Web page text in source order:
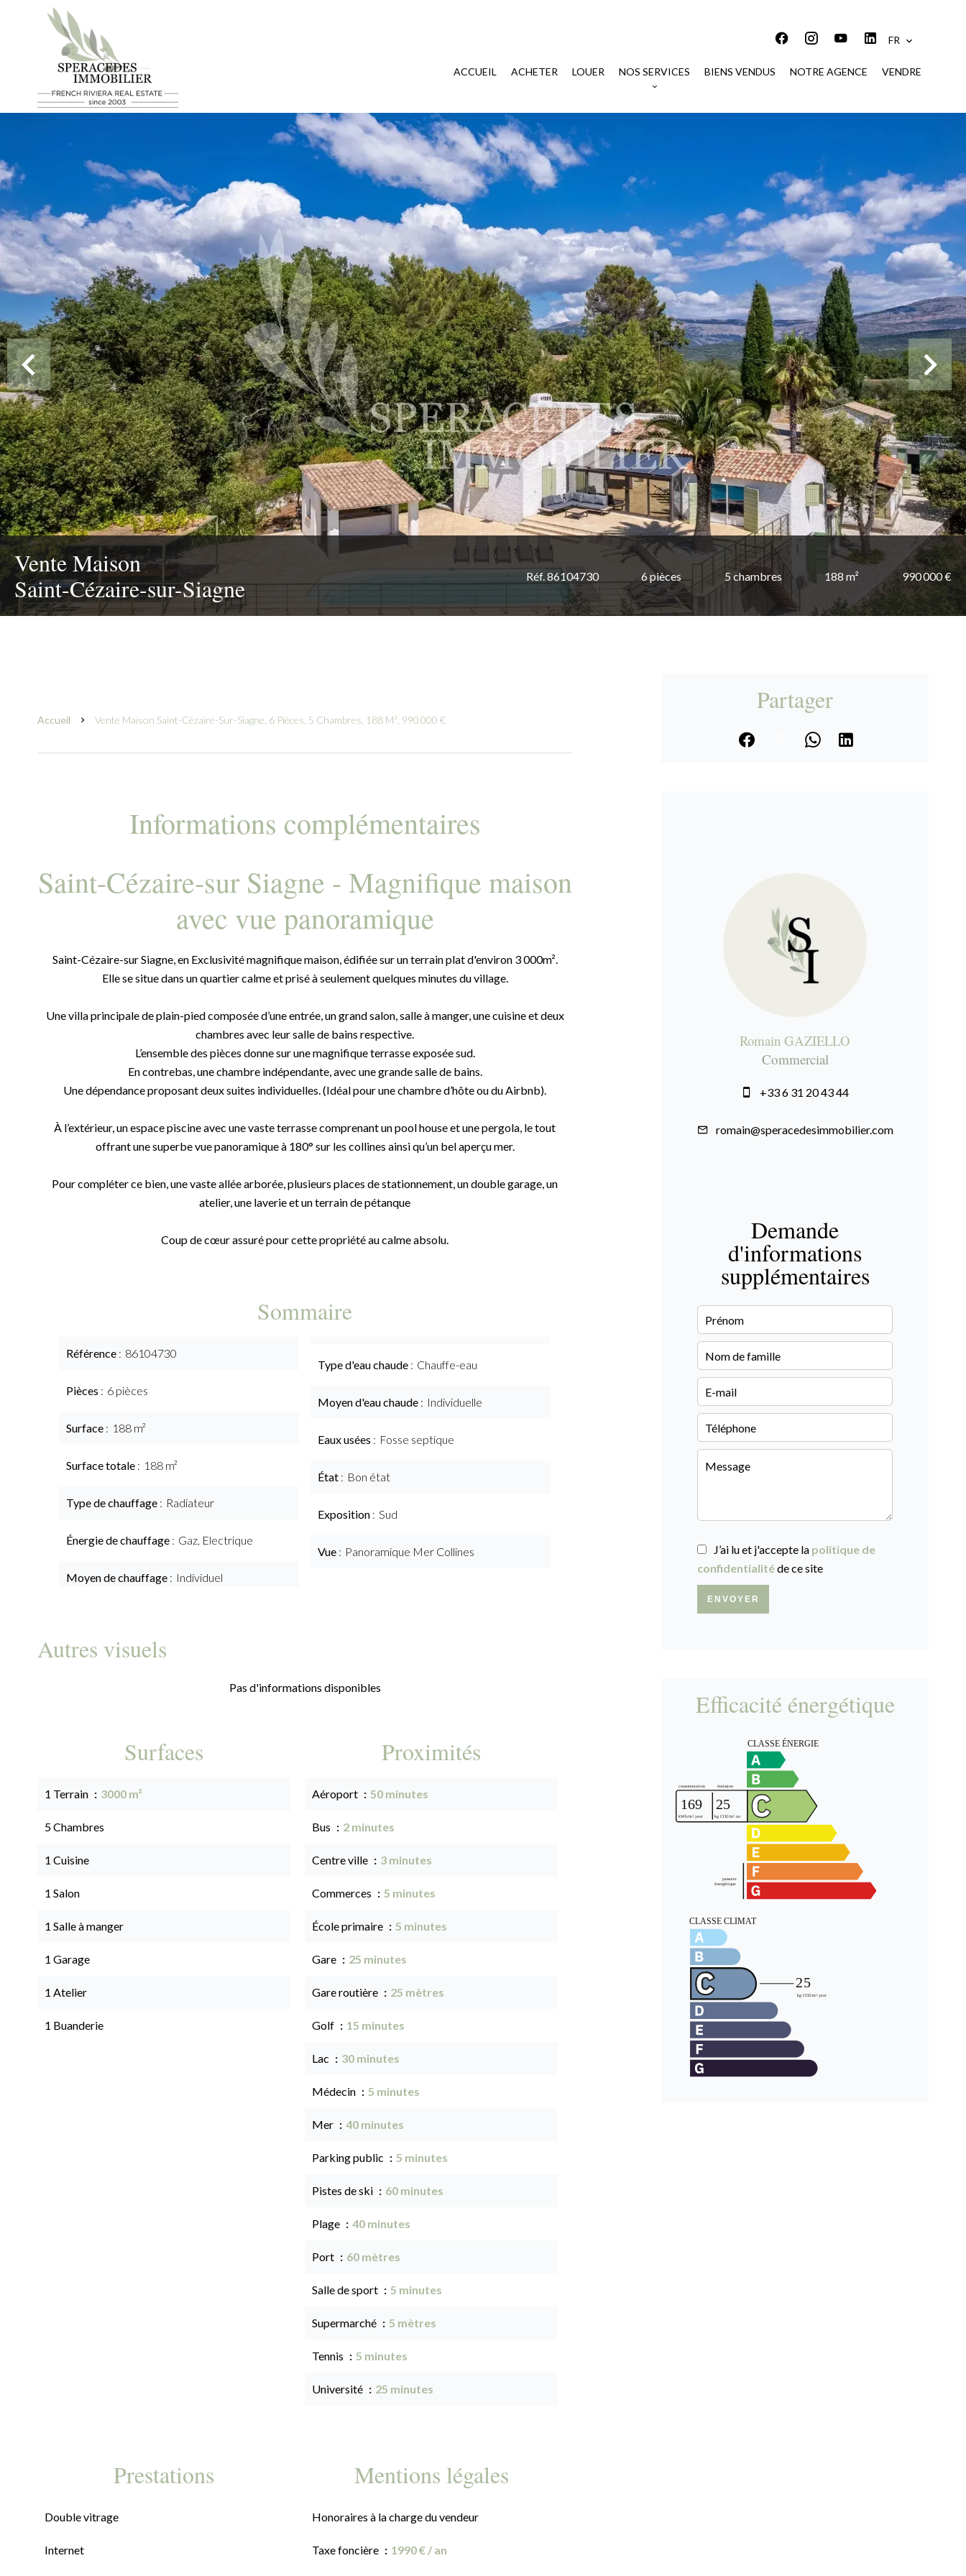
FR
ACCUEIL ACHETER LOUER NOS SERVICES BIENS VENDUS NOTRE AGENCE VENDRE
Vente Maison
Saint-Cézaire-sur-Siagne
Réf. 86104730 6 pièces 5 chambres 188 m² 990 000 €
Accueil Vente Maison Saint-Cézaire-Sur-Siagne, 6 Pièces, 5 Chambres, 188 M², 990 000 €
Informations complémentaires
Saint-Cézaire-sur Siagne - Magnifique maison
avec vue panoramique
Saint-Cézaire-sur Siagne, en Exclusivité magnifique maison, édifiée sur un terrain plat d'environ 3 000m².
Elle se situe dans un quartier calme et prisé à seulement quelques minutes du village.
Une villa principale de plain-pied composée d’une entrée, un grand salon, salle à manger, une cuisine et deux
chambres avec leur salle de bains respective.
L’ensemble des pièces donne sur une magnifique terrasse exposée sud.
En contrebas, une chambre indépendante, avec une grande salle de bains.
Une dépendance proposant deux suites individuelles. (Idéal pour une chambre d’hôte ou du Airbnb).
À l’extérieur, un espace piscine avec une vaste terrasse comprenant un pool house et une pergola, le tout
offrant une superbe vue panoramique à 180° sur les collines ainsi qu’un bel aperçu mer.
Pour compléter ce bien, une vaste allée arborée, plusieurs places de stationnement, un double garage, un
atelier, une laverie et un terrain de pétanque
Coup de cœur assuré pour cette propriété au calme absolu.
Sommaire
Référence 86104730
Pièces 6 pièces
Surface 188 m²
Surface totale 188 m²
Type de chauffage Radiateur
Énergie de chauffage Gaz, Electrique
Moyen de chauffage Individuel
Type d'eau chaude Chauffe-eau
Moyen d'eau chaude Individuelle
Eaux usées Fosse septique
État Bon état
Exposition Sud
Vue Panoramique Mer Collines
Autres visuels
Pas d'informations disponibles
Surfaces
1 Terrain 3000 m²
5 Chambres
1 Cuisine
1 Salon
1 Salle à manger
1 Garage
1 Atelier
1 Buanderie
Proximités
Aéroport 50 minutes
Bus 2 minutes
Centre ville 3 minutes
Commerces 5 minutes
École primaire 5 minutes
Gare 25 minutes
Gare routière 25 mètres
Golf 15 minutes
Lac 30 minutes
Médecin 5 minutes
Mer 40 minutes
Parking public 5 minutes
Pistes de ski 60 minutes
Plage 40 minutes
Port 60 mètres
Salle de sport 5 minutes
Supermarché 5 mètres
Tennis 5 minutes
Université 25 minutes
Prestations
Double vitrage
Internet
Mentions légales
Honoraires à la charge du vendeur
Taxe foncière 1990 € / an
Partager
Romain GAZIELLO
Commercial
+33 6 31 20 43 44
romain@speracedesimmobilier.com
Demande
d'informations
supplémentaires
J’ai lu et j'accepte la politique de
confidentialitéde ce site
ENVOYER
Efficacité énergétique